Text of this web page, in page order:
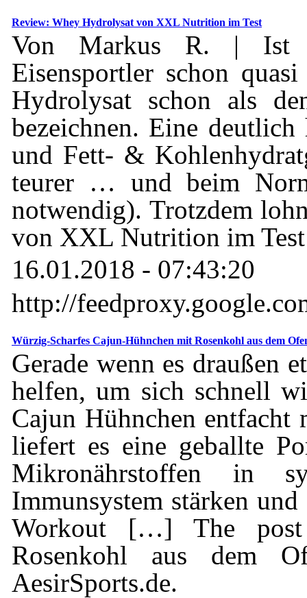
Review: Whey Hydrolysat von XXL Nutrition im Test
Von Markus R. | Ist
Eisensportler schon
Hydrolysat schon als
bezeichnen. Eine
und Fett- &
teurer … und beim
notwendig). Trotzdem
von XXL Nutrition im Test
16.01.2018 - 07:43:20
http://
Würzig-Scharfes Cajun-Hühnchen mit Rosenkohl aus dem
Gerade wenn es draußen
helfen, um sich schnell
Cajun Hühnchen
liefert es eine geballte
Mikronährstoffen in
Immunsystem stärken
Workout […] The post
Rosenkohl aus dem
AesirSports.de.